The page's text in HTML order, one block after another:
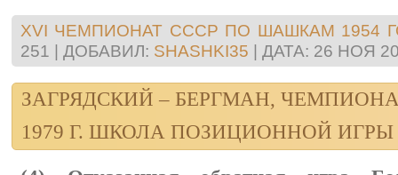
XVI ЧЕМПИОНАТ СССР ПО ШАШКАМ 1954
251 | ДОБАВИЛ: SHASHKI35 | ДАТА: 26 НОЯ
ЗАГРЯДСКИЙ – БЕРГМАН,
1979 Г. ШКОЛА ПОЗИЦИОННОЙ ИГРЫ